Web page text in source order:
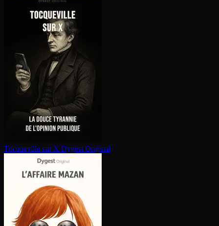
Tocqueville sur X Dygest Original